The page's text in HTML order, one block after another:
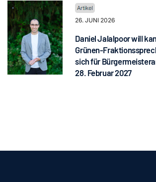
26. JUNI 2026
Daniel Jalalpoor will
Grünen-
sich für
28. Februar 2027